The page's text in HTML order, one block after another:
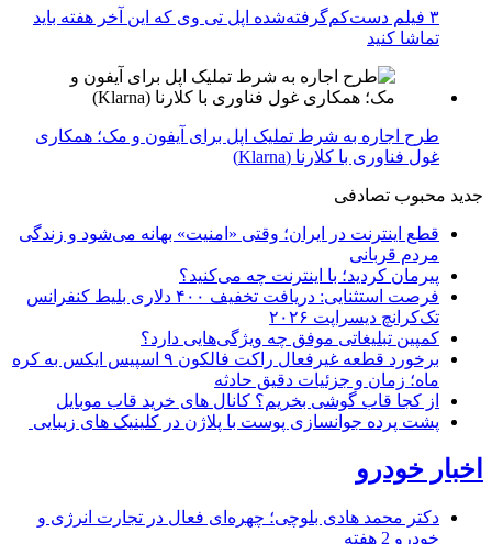
۳ فیلم دست‌کم‌گرفته‌شده اپل تی وی که این آخر هفته باید
تماشا کنید
طرح اجاره به شرط تملیک اپل برای آیفون و مک؛ همکاری
غول فناوری با کلارنا (Klarna)
جدید محبوب تصادفی
قطع اینترنت در ایران؛ وقتی «امنیت» بهانه می‌شود و زندگی
مردم قربانی
پیرمان کردید؛ با اینترنت چه می‌کنید؟
فرصت استثنایی: دریافت تخفیف ۴۰۰ دلاری بلیط کنفرانس
تک‌کرانچ دیسراپت ۲۰۲۶
کمپین تبلیغاتی موفق چه ویژگی‌هایی دارد؟
برخورد قطعه غیرفعال راکت فالکون ۹ اسپیس ایکس به کره
ماه؛ زمان و جزئیات دقیق حادثه
از کجا قاب گوشی بخریم؟ کانال های خرید قاب موبایل
پشت پرده جوانسازی پوست با پلاژن در کلینیک های زیبایی
اخبار خودرو
دکتر محمد هادی بلوچی؛ چهره‌ای فعال در تجارت انرژی و
خودرو 2 هفته